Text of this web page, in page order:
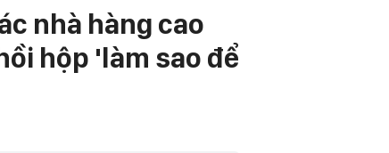
nhà hàng cao
hộp 'làm sao để